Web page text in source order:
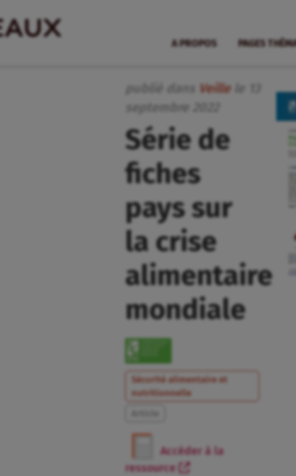
A PROPOS PAGES
publié dans Veille le
septembre
Série de
fiches
pays sur
la crise
alimentaire
mondiale
Sécurité alimentaire et
nutritionnelle
Accéder à la
ressource